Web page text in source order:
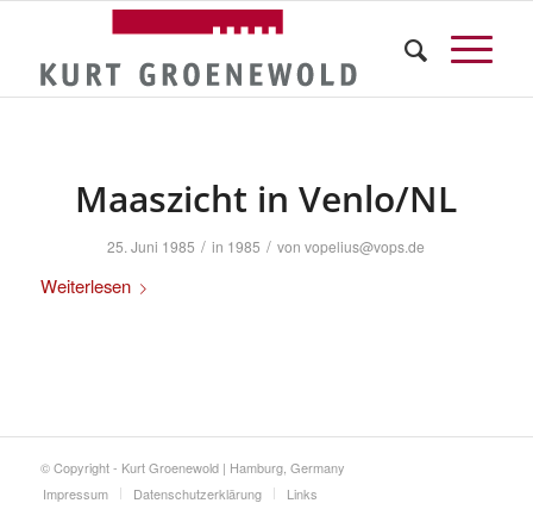
Maaszicht in Venlo/NL
25. Juni 1985 / in 1985 / vonvopelius@vops.de
Weiterlesen
© Copyright - Kurt Groenewold | Hamburg, Germany
Impressum
Datenschutzerklärung Links